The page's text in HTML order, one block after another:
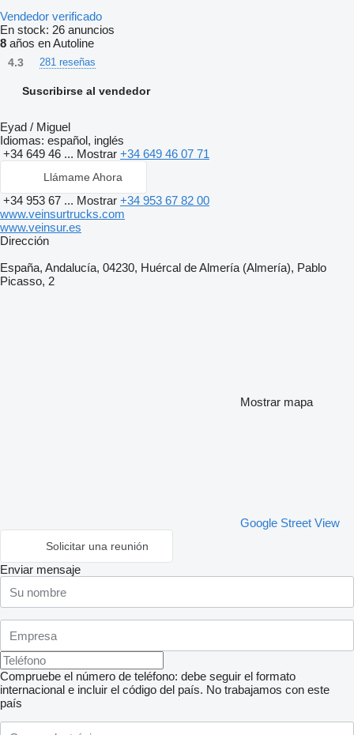
Vendedor verificado
En stock: 26 anuncios
8 años en Autoline
4.3 281 reseñas
Suscribirse al vendedor
Eyad / Miguel
Idiomas: español, inglés
+34 649 46 ... Mostrar +34 649 46 07 71
Llámame Ahora
+34 953 67 ... Mostrar +34 953 67 82 00
www.veinsurtrucks.com
www.veinsur.es
Dirección
España, Andalucía, 04230, Huércal de Almería (Almería), Pablo
Picasso, 2
Mostrar mapa
Google Street View
Solicitar una reunión
Enviar mensaje
Compruebe el número de teléfono: debe seguir el formato
internacional e incluir el código del país. No trabajamos con este
país